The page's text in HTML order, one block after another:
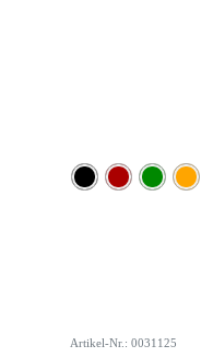
Artikel-Nr.: 0031125